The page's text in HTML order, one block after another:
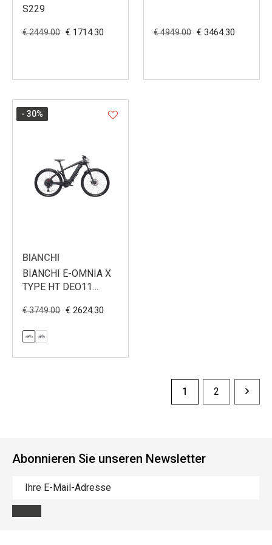
S229
€ 2449.00 € 1714.30 € 4949.00 € 3464.30
BIANCHI
BIANCHI E-OMNIA X
TYPE HT DEO11
€ 3749.00 € 2624.30
- 30%
1 2
Abonnieren Sie unseren Newsletter